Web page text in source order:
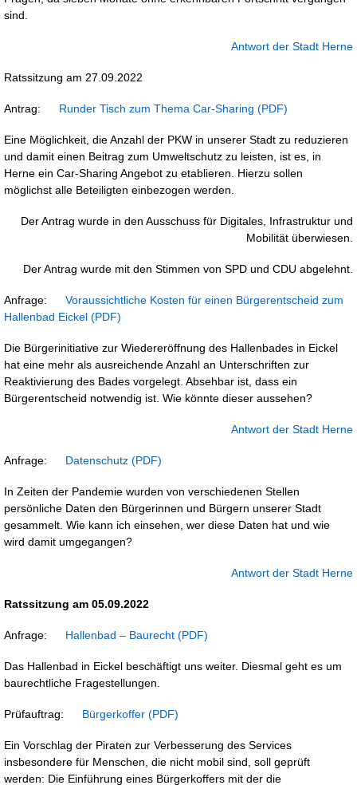
sind.
Antwort der Stadt Herne
Ratssitzung am 27.09.2022
Antrag: Runder Tisch zum Thema Car-Sharing
Eine Möglichkeit, die Anzahl der PKW in unserer Stadt zu reduzieren
und damit einen Beitrag zum Umweltschutz zu leisten, ist es, in
Herne ein Car-Sharing Angebot zu etablieren. Hierzu sollen
möglichst alle Beteiligten einbezogen werden.
Der Antrag wurde in den Ausschuss für Digitales, Infrastruktur und
Mobilität überwiesen.
Der Antrag wurde mit den Stimmen von SPD und CDU abgelehnt.
Anfrage:
Voraussichtliche Kosten für einen Bürgerentscheid zum
Hallenbad Eickel
Die Bürgerinitiative zur Wiedereröffnung des Hallenbades in Eickel
hat eine mehr als ausreichende Anzahl an Unterschriften zur
Reaktivierung des Bades vorgelegt. Absehbar ist, dass ein
Bürgerentscheid notwendig ist. Wie könnte dieser aussehen?
Antwort der Stadt Herne
Anfrage: Datenschutz
In Zeiten der Pandemie wurden von verschiedenen Stellen
persönliche Daten den Bürgerinnen und Bürgern unserer Stadt
gesammelt. Wie kann ich einsehen, wer diese Daten hat und wie
wird damit umgegangen?
Antwort der Stadt Herne
Ratssitzung am 05.09.2022
Anfrage: Hallenbad – Baurecht
Das Hallenbad in Eickel beschäftigt uns weiter. Diesmal geht es um
baurechtliche Fragestellungen.
Prüfauftrag: Bürgerkoffer
Ein Vorschlag der Piraten zur Verbesserung des Services
insbesondere für Menschen, die nicht mobil sind, soll geprüft
werden: Die Einführung eines Bürgerkoffers mit der die